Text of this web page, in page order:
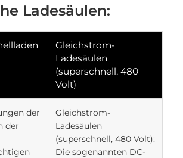
Ladesäulen:
Gleichstrom-
Ladesäulen
(superschnell, 480
Volt)
der
der
Gleichstrom-
Ladesäulen
(superschnell, 480 Volt):
Die sogenannten DC-